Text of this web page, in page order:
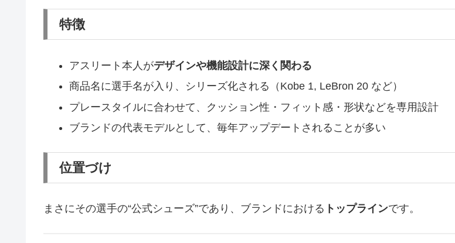
特徴
アスリート本人がデザインや機能設計に深く関わる
商品名に選手名が入り、シリーズ化される（Kobe 1, LeBron 20 など）
プレースタイルに合わせて、クッション性・フィット感・形状などを専用設計
ブランドの代表モデルとして、毎年アップデートされることが多い
位置づけ
まさにその選手の“公式シューズ”であり、ブランドにおける トップラインです。